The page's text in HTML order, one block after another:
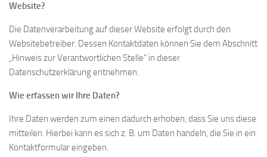
Website?
Die Datenverarbeitung auf dieser Website erfolgt durch den
Websitebetreiber. Dessen Kontaktdaten können Sie dem Abschnitt
„Hinweis zur Verantwortlichen Stelle“ in dieser
Datenschutzerklärung entnehmen.
Wie erfassen wir Ihre Daten?
Ihre Daten werden zum einen dadurch erhoben, dass Sie uns diese
mitteilen. Hierbei kann es sich z. B. um Daten handeln, die Sie in ein
Kontaktformular eingeben.